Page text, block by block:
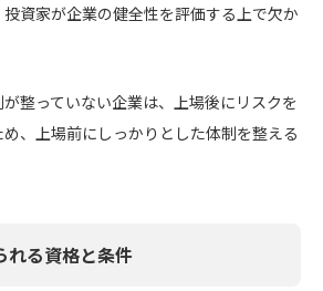
資家が企業の健全性を評価する上で欠か
整っていない企業は、上場後にリスクを
、上場前にしっかりとした体制を整える
れる資格と条件